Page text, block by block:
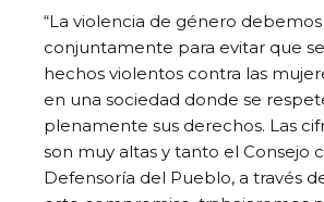
“La violencia de género
conjuntamente para evitar que
hechos violentos contra las
en una sociedad donde se
plenamente sus derechos. Las
son muy altas y tanto el Consejo
Defensoría del Pueblo, a través